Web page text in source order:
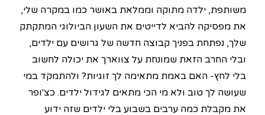
משותפת, ילדה מתוקה וממלאת באושר כמו במקרה שלי,
את מפסיקה להביא לדייטים את השעון הביולוגי המתקתק
שלך, נפתחת בפניך קבוצה חדשה של גרושים עם ילדים,
ובלי החרב הזאת שמונחת על צווארך את יכולה לחשוב
בלי לחץ- האם באמת מתאימה לך זוגיות? ולהתמקד במי
שעושה לך טוב ולא מי הכי מתאים לגידול ילדים. כצ'ופר
את מקבלת כמה ערבים בשבוע בלי ילדים שזה ידוע